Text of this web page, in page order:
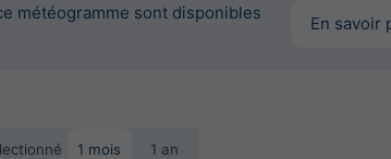
météogramme sont disponibles
En savoir
1 mois 1 an